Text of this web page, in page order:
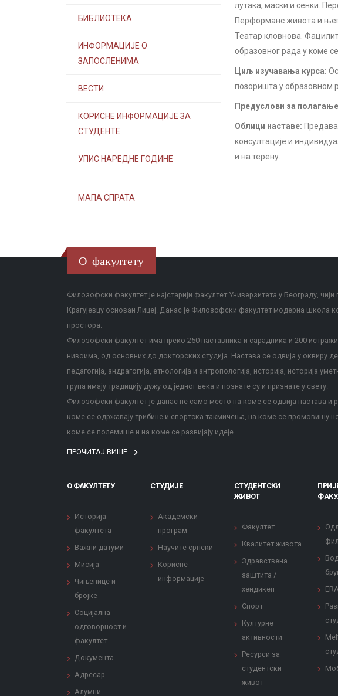
БИБЛИОТЕКА
ИНФОРМАЦИЈЕ О
ЗАПОСЛЕНИМА
ВЕСТИ
КОРИСНЕ ИНФОРМАЦИЈЕ ЗА
СТУДЕНТЕ
УПИС НАРЕДНЕ ГОДИНЕ
МАПА СПРАТА
лутака, маски и сенки.
Перформанс живота и
Театар кловнова.
образовног рада у коме
Циљ изучавања курса:
позоришта у образовном
Предуслови за
Облици наставе:
консултације и
и на терену.
О факултету
Филозофски факултет је најстарији факултет Универзитета у Београду,
Крагујевцу основан Лицеј. Данас је Филозофски факултет модерна школа
простора.
Филозофски факултет има преко 250 наставника и сарадника и 200
нивоима, од основних до докторских студија. Настава се одвија у оквиру
педагогија, андрагогија, етнологија и антропологија, историја, историја
група имају традицију дужу од једног века и познате су и признате у свету.
Филозофски факултет је данас не само место на коме се одвија настава и
коме се одржавају трибине и спортска такмичења, на коме се промовишу
коме се полемише и на коме се развијају идеје.
ПРОЧИТАЈ ВИШЕ
О ФАКУЛТЕТУ
Историја
факултета
Важни датуми
Мисија
Чињенице и
бројке
Социјална
одговорност и
факултет
Документа
Адресар
Алумни
СТУДИЈЕ
Академски
програм
Научите српски
Корисне
информације
СТУДЕНТСКИ
ЖИВОТ
Факултет
Квалитет живота
Здравствена
заштита /
хендикеп
Спорт
Културне
активности
Ресурси за
студентски
живот